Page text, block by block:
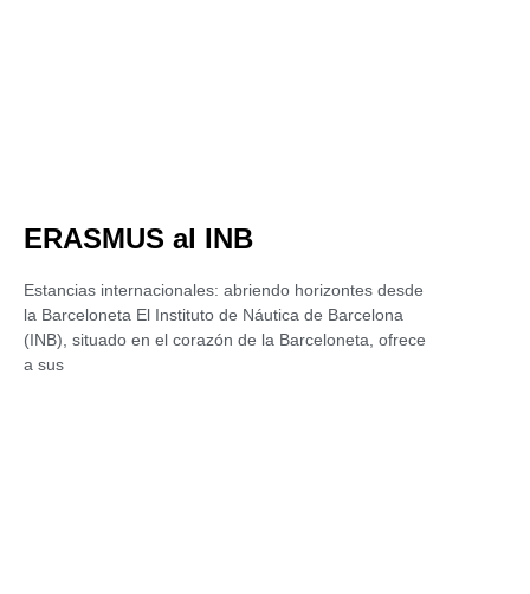
ERASMUS al INB
Estancias internacionales: abriendo horizontes desde
la Barceloneta El Instituto de Náutica de Barcelona
(INB), situado en el corazón de la Barceloneta, ofrece
a sus